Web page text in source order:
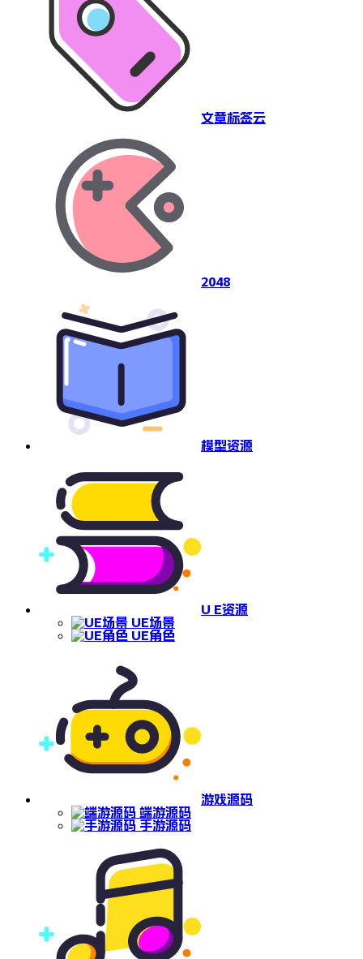
文章标签云
2048
模型资源
U E资源
UE场景
UE角色
游戏源码
端游源码
手游源码